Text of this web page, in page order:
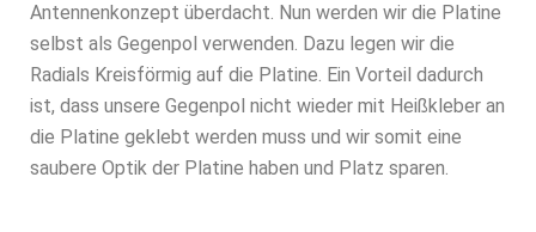
Antennenkonzept überdacht. Nun werden wir die Platine
selbst als Gegenpol verwenden. Dazu legen wir die
Radials Kreisförmig auf die Platine. Ein Vorteil dadurch
ist, dass unsere Gegenpol nicht wieder mit Heißkleber an
die Platine geklebt werden muss und wir somit eine
saubere Optik der Platine haben und Platz sparen.